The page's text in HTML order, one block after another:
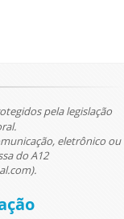
pela legislação
eletrônico ou
do A12